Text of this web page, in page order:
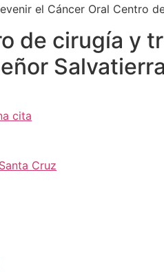
de cirugía y
cita
Cruz